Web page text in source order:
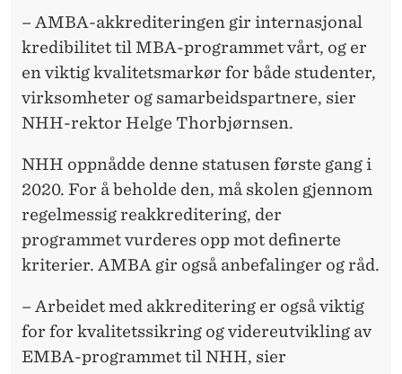
– AMBA-akkrediteringen gir internasjonal
kredibilitet til MBA-programmet vårt, og er
en viktig kvalitetsmarkør for både studenter,
virksomheter og samarbeidspartnere, sier
NHH-rektor Helge Thorbjørnsen.
NHH oppnådde denne statusen første gang i
2020. For å beholde den, må skolen gjennom
regelmessig reakkreditering, der
programmet vurderes opp mot definerte
kriterier. AMBA gir også anbefalinger og råd.
– Arbeidet med akkreditering er også viktig
for for kvalitetssikring og videreutvikling av
EMBA-programmet til NHH, sier